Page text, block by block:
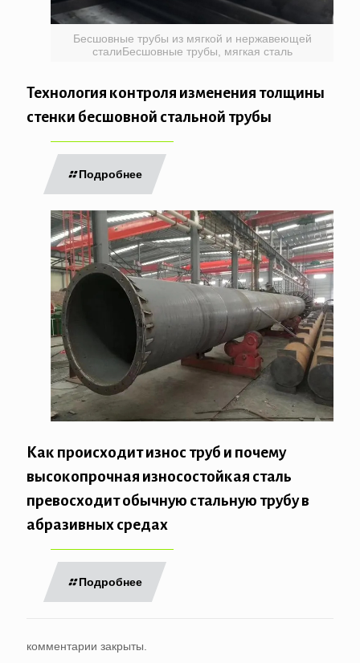
Бесшовные трубы из мягкой и нержавеющей
сталиБесшовные трубы, мягкая сталь
Технология контроля изменения толщины
стенки бесшовной стальной трубы
Подробнее
Как происходит износ труб и почему
высокопрочная износостойкая сталь
превосходит обычную стальную трубу в
абразивных средах
Подробнее
комментарии закрыты.